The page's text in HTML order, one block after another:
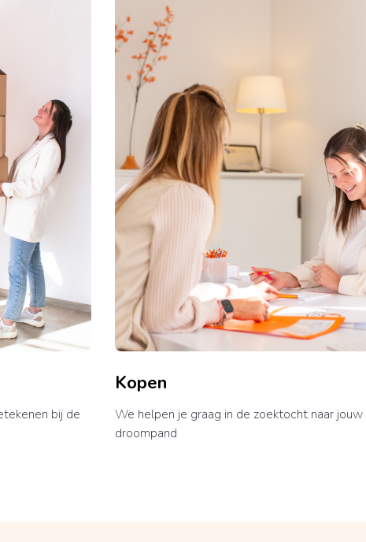
bij de
Kopen
We helpen je graag in de zoektocht naar jouw
droompand